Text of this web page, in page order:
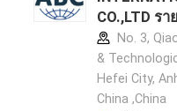
CO.,LTD ร
No. 3,
&
Hefei City,
China ,China